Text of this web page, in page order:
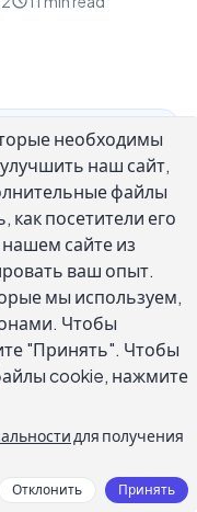
писем являются
письменного
слишком
вашу
дойдет
показывают,
Пишете ли
предложением
необходимы
наш сайт,
файлы
посетители его
сайте из
ваш опыт.
мы используем,
Чтобы
"Принять". Чтобы
cookie, нажмите
для получения
Отклонить Принять